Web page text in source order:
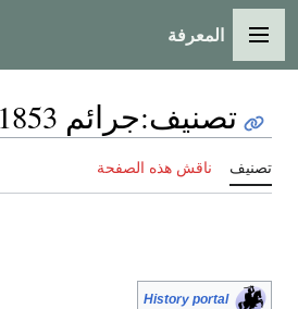
القائمة الرئيسية
المعرفة
تصنيف:جرائم 1853
تصنيف ناقش هذه الصفحة
History portal